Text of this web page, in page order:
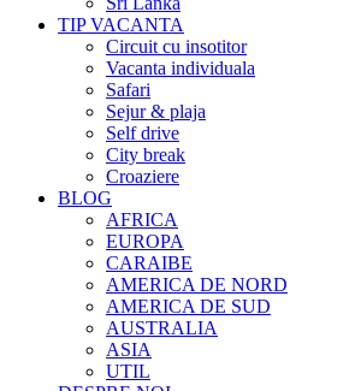
TIP VACANTA
Circuit cu insotitor
Vacanta individuala
Safari
Sejur & plaja
Self drive
City break
Croaziere
BLOG
AFRICA
EUROPA
CARAIBE
AMERICA DE NORD
AMERICA DE SUD
AUSTRALIA
ASIA
UTIL